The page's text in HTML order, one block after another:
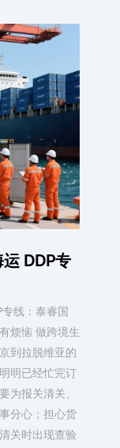
DDP专
线：泰睿国
烦恼 做跨境生
到拉脱维亚的
明已经忙完订
为报关清关、
分心；担心货
关时出现查验